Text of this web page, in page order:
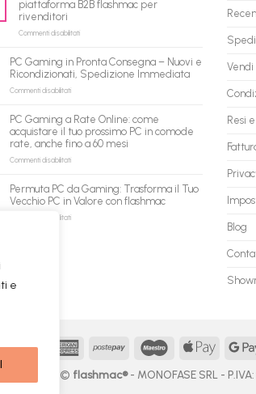
e
per
agenti
tuo
assistente
shopping
qui
piattaforma B2B flashmac per
rivenditori
Commenti disabilitatisu
all’ingrosso:
la
flashmac
per
rivenditori
PC Gaming in Pronta Consegna – Nuovi e
Ricondizionati, Spedizione Immediata
Commenti disabilitatisu
in
Pronta
Consegna
–
Ricondizionati,
Spedizione
PC Gaming a Rate Online: come
acquistare il tuo prossimo PC in comode
rate, anche fino a 60 mesi
Commenti disabilitatisu
a
Rate
Online:
fino
a
mesi
Permuta PC da Gaming: Trasforma il Tuo
Vecchio PC in Valore con flashmac
Commenti disabilitatisu
Valore
con
Vendi
Resi
Blog
MasterCardAmericanPostepay Maestro Apple
2026 © flashmac®- MONOFASE SRL -